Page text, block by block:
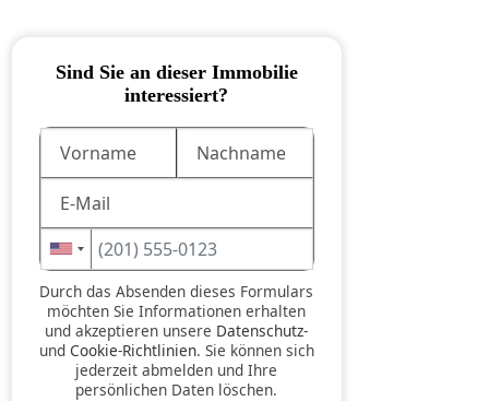
Sind Sie an dieser Immobilie
interessiert?
Durch das Absenden dieses Formulars
möchten Sie Informationen erhalten
und akzeptieren unsere Datenschutz-
und Cookie-Richtlinien. Sie können sich
jederzeit abmelden und Ihre
persönlichen Daten löschen.